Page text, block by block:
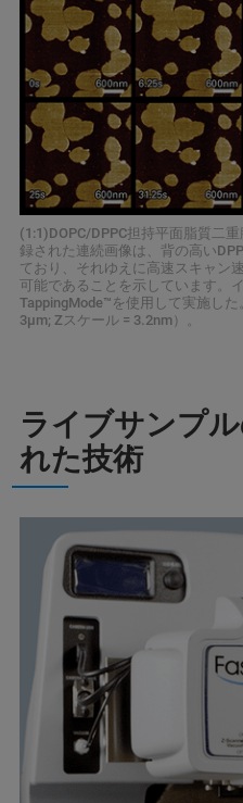
(1:1)DOPC/DPPC担持平面脂質二
録された連続画像は、背の高い
ており、それゆえに高速スキャン
可能であることを示しています。
TappingMode™を使用して実施し
3μm; Zスケール = 3.2nm）。
ライブサンプ
れた技術